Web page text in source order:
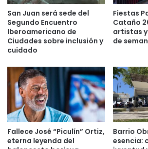
“Es importante reconocer
dentro del campo de los
museos, la acreditación
AMM es el vehículo
asegurar la calidad, la
autorregulación y la
responsabilidad pública
instituciones. Sin lugar a
San Juan será sede del
Segundo Encuentro
Iberoamericano de
Ciudades sobre inclusión y
cuidado
Fiestas
Cataño
artistas
de
Fallece José “Piculín” Ortiz,
eterna leyenda del
Barrio
esencia: